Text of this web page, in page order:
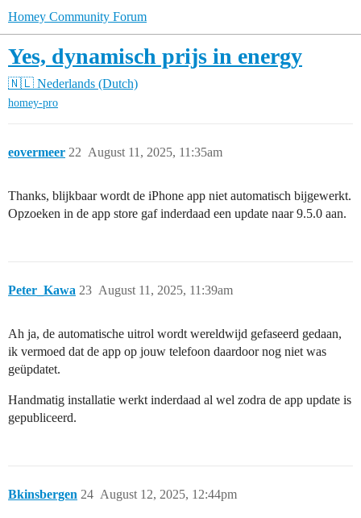
Homey Community Forum
Yes, dynamisch prijs in energy
🇳🇱 Nederlands (Dutch)
homey-pro
eovermeer August 11, 2025, 11:35am
22
Thanks, blijkbaar wordt de iPhone app niet automatisch bijgewerkt.
Opzoeken in de app store gaf inderdaad een update naar 9.5.0 aan.
Peter_Kawa August 11, 2025, 11:39am
23
Ah ja, de automatische uitrol wordt wereldwijd gefaseerd gedaan,
ik vermoed dat de app op jouw telefoon daardoor nog niet was
geüpdatet.
Handmatig installatie werkt inderdaad al wel zodra de app update is
gepubliceerd.
Bkinsbergen August 12, 2025, 12:44pm
24